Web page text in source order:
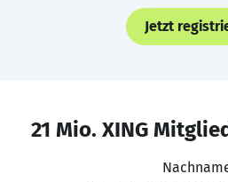
Jetzt
21 Mio. XING